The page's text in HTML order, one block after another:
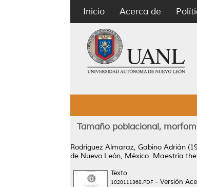
Inicio Acerca de
Tamaño poblacional,
Rodríguez Almaraz, Gabino Adrián
de Nuevo León, México. Maestría
Texto
1020111368.PDF - Versión